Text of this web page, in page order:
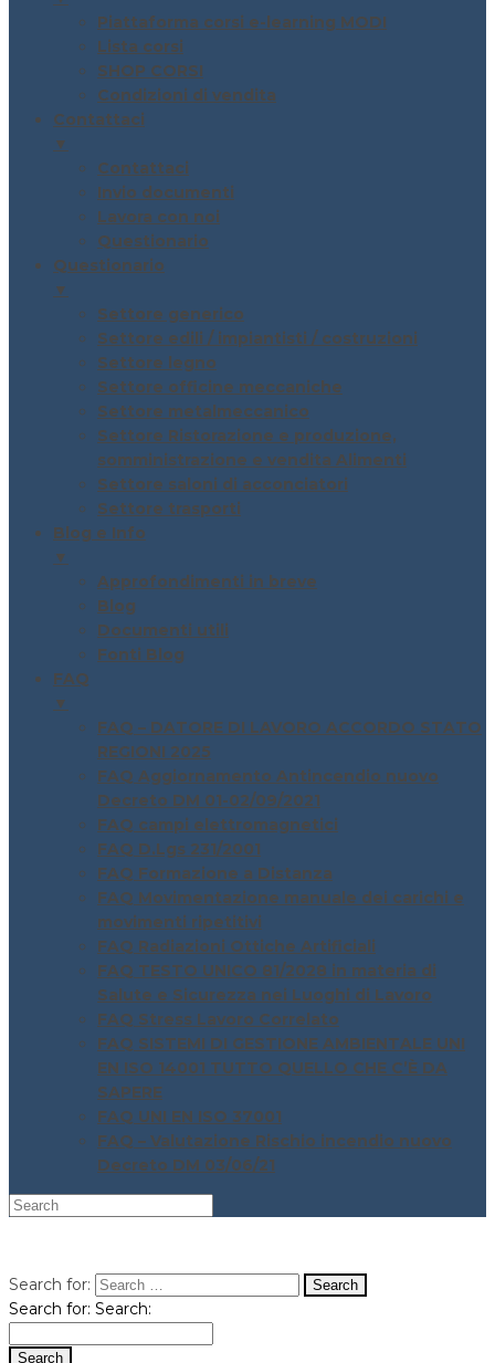
Piattaforma corsi e-learning MODI
Lista corsi
SHOP CORSI
Condizioni di vendita
Contattaci
▼
Contattaci
Invio documenti
Lavora con noi
Questionario
Questionario
▼
Settore generico
Settore edili / impiantisti / costruzioni
Settore legno
Settore officine meccaniche
Settore metalmeccanico
Settore Ristorazione e produzione,
somministrazione e vendita Alimenti
Settore saloni di acconciatori
Settore trasporti
Blog e Info
▼
Approfondimenti in breve
Blog
Documenti utili
Fonti Blog
FAQ
▼
FAQ – DATORE DI LAVORO ACCORDO STATO
REGIONI 2025
FAQ Aggiornamento Antincendio nuovo
Decreto DM 01-02/09/2021
FAQ campi elettromagnetici
FAQ D.Lgs 231/2001
FAQ Formazione a Distanza
FAQ Movimentazione manuale dei carichi e
movimenti ripetitivi
FAQ Radiazioni Ottiche Artificiali
FAQ TESTO UNICO 81/2028 in materia di
Salute e Sicurezza nei Luoghi di Lavoro
FAQ Stress Lavoro Correlato
FAQ SISTEMI DI GESTIONE AMBIENTALE UNI
EN ISO 14001 TUTTO QUELLO CHE C’È DA
SAPERE
FAQ UNI EN ISO 37001
FAQ – Valutazione Rischio incendio nuovo
Decreto DM 03/06/21
Search for:
Search for: Search: